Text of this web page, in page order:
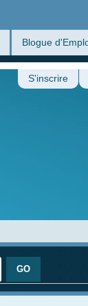
Blogue
S'inscrire